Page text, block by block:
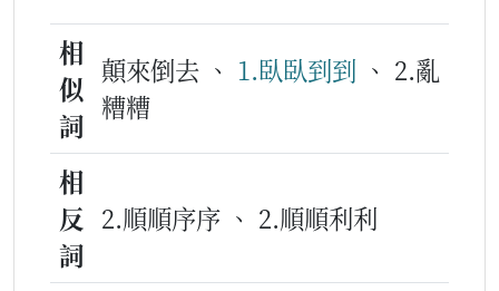
相
似
詞
顛來倒去 、 1.臥臥到到 、 2.亂
糟糟
相
反
詞
2.順順序序 、 2.順順利利